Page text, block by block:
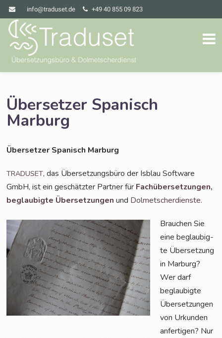
info@traduset.de +49 40 855 09 823
Übersetzer Spanisch
Marburg
Über­set­zer Spa­nisch Marburg
TRADUSET, das Über­set­zungs­bü­ro der Isblau Soft­ware
GmbH, ist ein geschätz­ter Part­ner für Fach­über­set­zun­gen,
beglau­big­te Über­set­zun­gen und Dol­met­scher­diens­te.
Brau­chen Sie
eine beglau­big­
te Über­set­zung
in Mar­burg?
Wer darf
beglau­big­te
Über­set­zun­gen
von Urkun­den
anfer­ti­gen? Nur